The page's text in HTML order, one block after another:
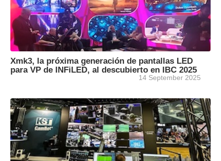
Xmk3, la próxima generación de pantallas LED
para VP de INFiLED, al descubierto en IBC 2025
14 September 2025